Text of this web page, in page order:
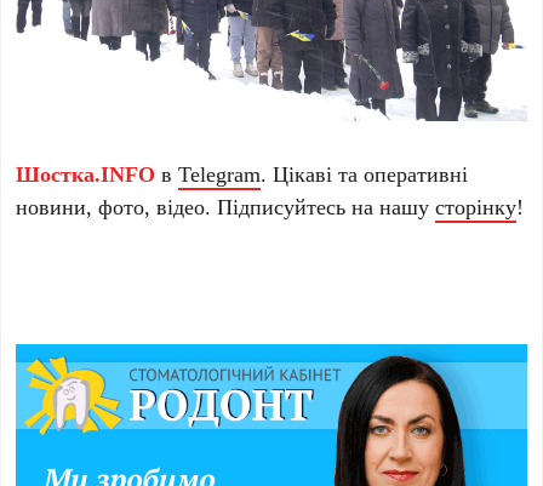
Шостка.INFO вTelegram. Цікаві та оперативні
новини, фото, відео. Підписуйтесь на нашусторінку!